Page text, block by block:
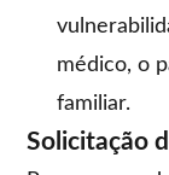
médico, o
familiar.
Solicitação